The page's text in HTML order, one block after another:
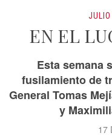
EN EL
Esta semana
fusilamiento de
General Tomas
y
17